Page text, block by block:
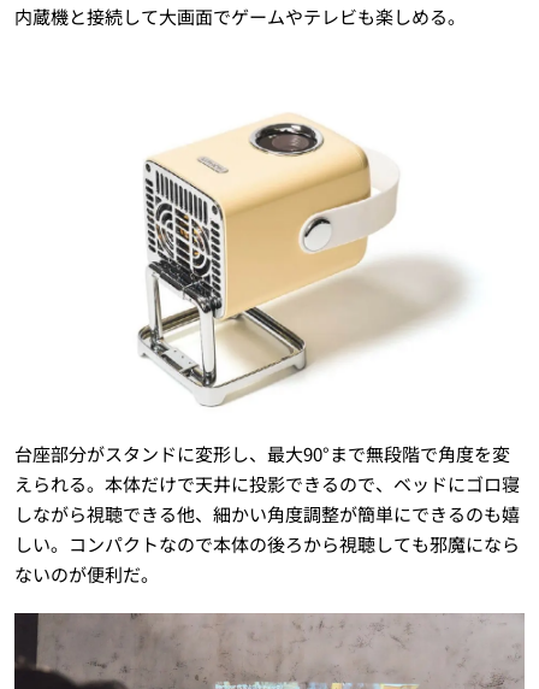
内蔵機と接続して大画面でゲームやテレビも楽しめる。
台座部分がスタンドに変形し、最大90°まで無段階で角度を変
えられる。本体だけで天井に投影できるので、ベッドにゴロ寝
しながら視聴できる他、細かい角度調整が簡単にできるのも嬉
しい。コンパクトなので本体の後ろから視聴しても邪魔になら
ないのが便利だ。